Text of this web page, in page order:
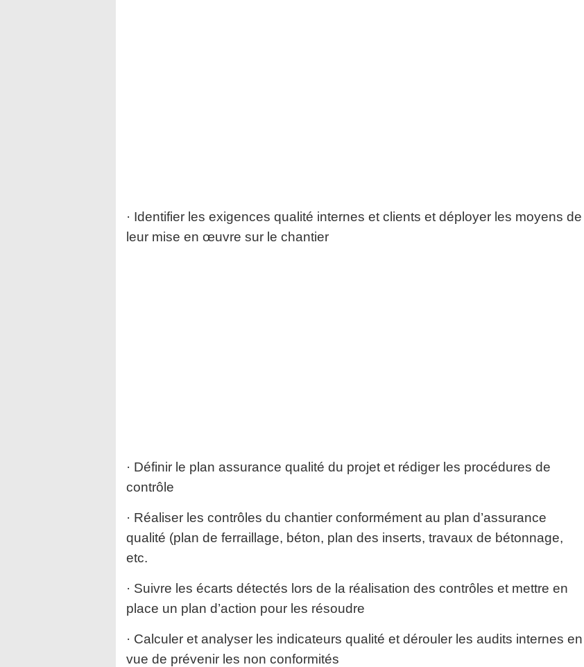
· Identifier les exigences qualité internes et clients et déployer les moyens de
leur mise en œuvre sur le chantier
· Définir le plan assurance qualité du projet et rédiger les procédures de
contrôle
· Réaliser les contrôles du chantier conformément au plan d’assurance
qualité (plan de ferraillage, béton, plan des inserts, travaux de bétonnage,
etc.
· Suivre les écarts détectés lors de la réalisation des contrôles et mettre en
place un plan d’action pour les résoudre
· Calculer et analyser les indicateurs qualité et dérouler les audits internes en
vue de prévenir les non conformités